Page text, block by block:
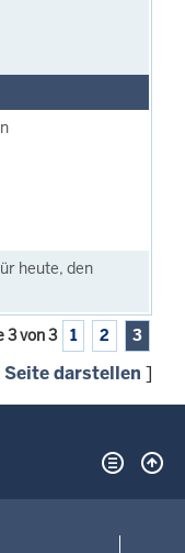
heute, den
3 von 3 1 2 3
darstellen ]